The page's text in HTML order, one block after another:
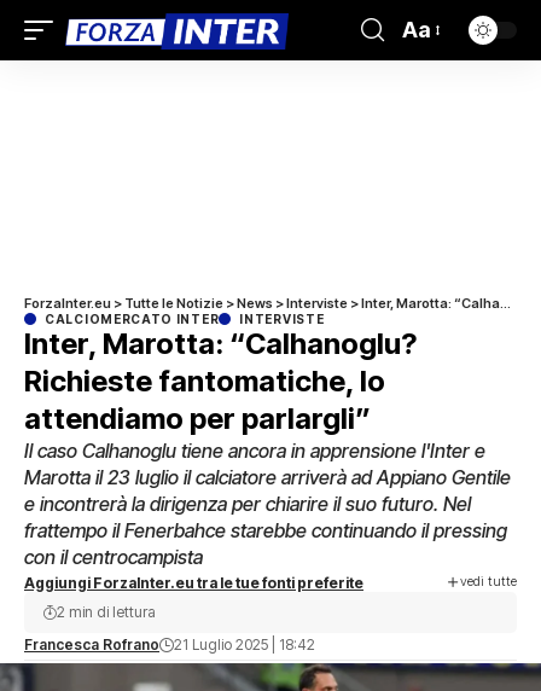
Aa
ForzaInter.eu > Tutte le Notizie >News >Interviste >Inter, Marotta: “Calhanoglu? Richieste fantomatiche, lo attendiamo per parlargli”
CALCIOMERCATO INTER INTERVISTE
Inter, Marotta: “Calhanoglu?
Richieste fantomatiche, lo
attendiamo per parlargli”
Il caso Calhanoglu tiene ancora in apprensione l'Inter e
Marotta il 23 luglio il calciatore arriverà ad Appiano Gentile
e incontrerà la dirigenza per chiarire il suo futuro. Nel
frattempo il Fenerbahce starebbe continuando il pressing
con il centrocampista
Aggiungi ForzaInter.eu tra le tue fonti preferite vedi tutte
Francesca Rofrano 21 Luglio 2025 | 18:42
2 min di lettura